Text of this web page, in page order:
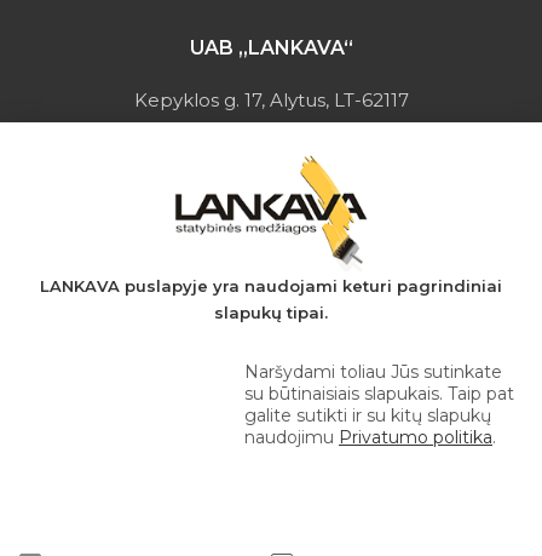
UAB „LANKAVA“
Kepyklos g. 17, Alytus, LT-62117
Įmonės kodas: 149728275
PVM mokėtojo kodas: LT497282716
A.s.: LT037044060001923651
AB SEB bankas
+370 610 42 222
LANKAVA puslapyje yra naudojami keturi pagrindiniai
slapukų tipai.
Naršydami toliau Jūs sutinkate
su būtinaisiais slapukais. Taip pat
galite sutikti ir su kitų slapukų
naudojimu Privatumo politika.